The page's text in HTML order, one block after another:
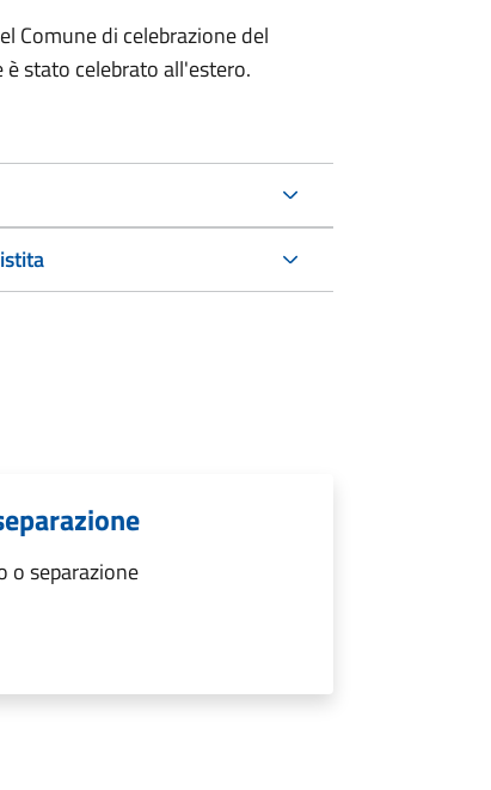
Comune di celebrazione del
stato celebrato all'estero.
o separazione